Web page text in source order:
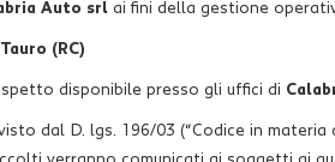
Auto srl ai fini della gestione
(RC)
disponibile presso gli uffici di
dal D. lgs. 196/03 (“Codice in